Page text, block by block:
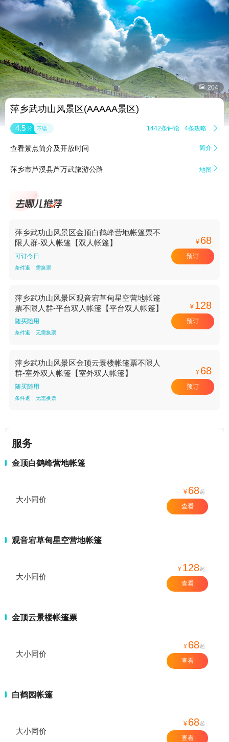
 204
萍乡武功山风景区(AAAAA景区)
4.5 分 不错 1442条评论 4条攻略 
查看景点简介及开放时间 简介 
萍乡市芦溪县芦万武旅游公路 地图 
萍乡武功山风景区金顶白鹤峰营地帐篷票不
限人群-双人帐篷【双人帐篷】
可订今日
条件退 需换票
¥ 68
预订
萍乡武功山风景区观音宕草甸星空营地帐篷
票不限人群-平台双人帐篷【平台双人帐篷】
随买随用
条件退 无需换票
¥ 128
预订
萍乡武功山风景区金顶云景楼帐篷票不限人
群-室外双人帐篷【室外双人帐篷】
随买随用
条件退 无需换票
¥ 68
预订
服务
金顶白鹤峰营地帐篷
大小同价
¥ 68起
查看
观音宕草甸星空营地帐篷
大小同价
¥ 128起
查看
金顶云景楼帐篷票
大小同价
¥ 68起
查看
白鹤园帐篷
大小同价
¥ 68起
查看
